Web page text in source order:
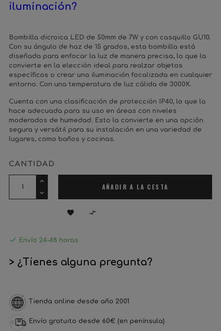
iluminación?
Bombilla dicroica LED de 50mm de 7W y con casquillo GU10.
Con su ángulo de haz de 15 grados, esta bombilla está
diseñada para enfocar la luz de manera precisa, lo que la
convierte en la elección ideal para realzar objetos
específicos o crear una iluminación focalizada en cualquier
entorno. Con una temperatura de luz cálida de 3000K.
Cuenta con una clasificación de protección IP40, lo que la
hace adecuada para su uso en áreas con niveles
moderados de humedad. Esto la convierte en una opción
segura y versátil para su instalación en una variedad de
lugares, como baños y cocinas.
CANTIDAD
AÑADIR A LA CESTA
 
 Envío 24-48 horas
> ¿Tienes alguna pregunta?
Tienda online desde año 2001
Envío gratuito desde 60€ (en península)